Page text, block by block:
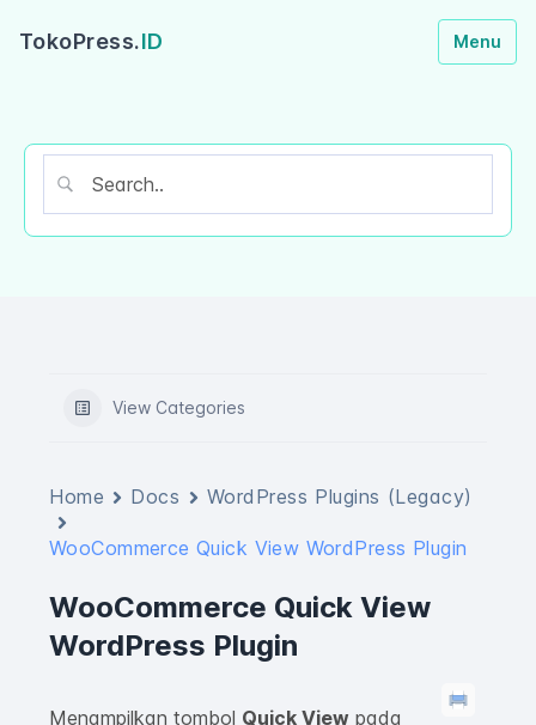
View Categories
Home Docs WordPress Plugins (Legacy)
WooCommerce Quick View WordPress Plugin
WooCommerce Quick View
WordPress Plugin
Menampilkan tombol Quick View pada
TokoPress.ID Menu